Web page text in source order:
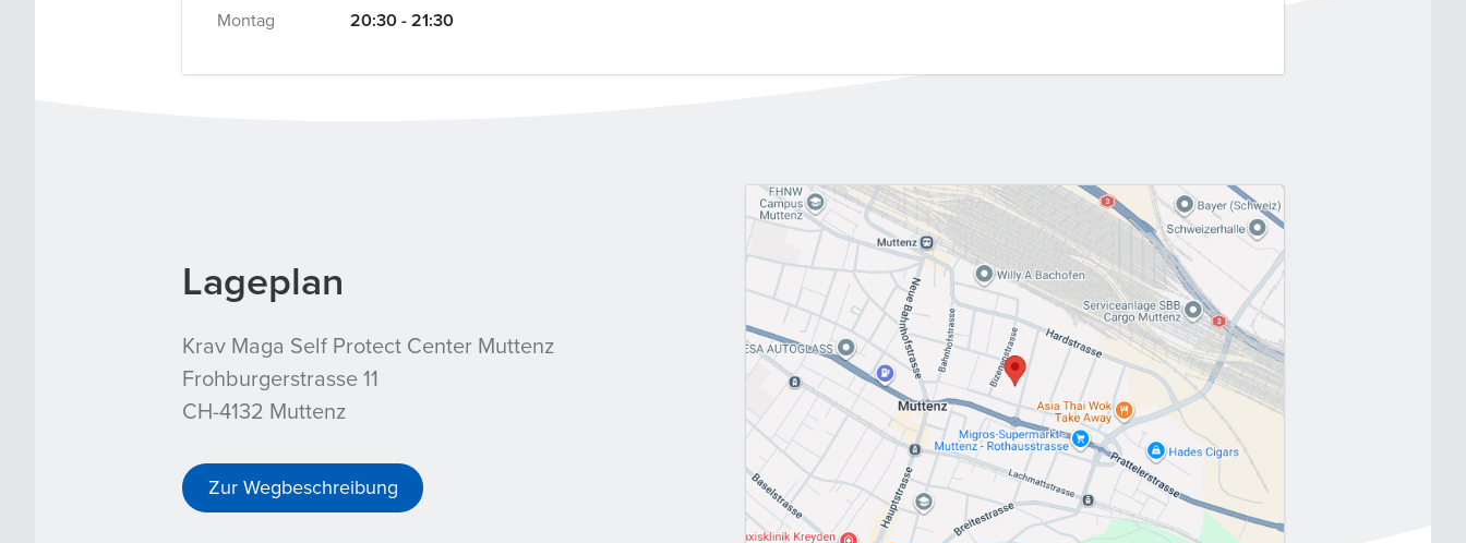
Montag 20:30 - 21:30
Lageplan
Krav Maga Self Protect Center Muttenz
Frohburgerstrasse 11
CH-4132 Muttenz
Zur Wegbeschreibung